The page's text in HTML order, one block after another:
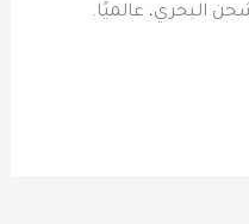
البحري، عالميًا.